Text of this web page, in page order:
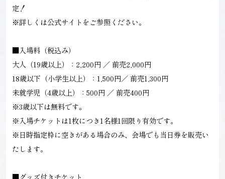
定！
※詳しくは公式サイトをご参照ください。
■入場料（税込み）
大人（19歳以上）：2,200円 ／ 前売2,000円
18歳以下（小学生以上）：1,500円／ 前売1,300円
未就学児（4歳以上）：500円 ／ 前売400円
※3歳以下は無料です。
※入場チケットは1枚につき1名様1回限り有効です。
※日時指定枠に空きがある場合のみ、会場でも当日券を販売い
たします。
■グッズ付きチケット